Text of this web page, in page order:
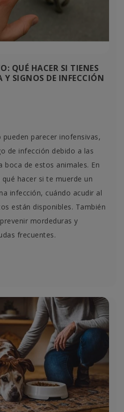
QUÉ HACER SI TIENES
SIGNOS DE INFECCIÓN
parecer inofensivas,
de infección debido a las
boca de estos animales. En
hacer si te muerde un
infección, cuándo acudir al
están disponibles. También
mordeduras y
frecuentes.